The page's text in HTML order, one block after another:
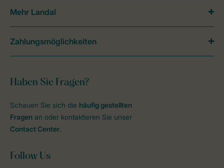
Haben Sie Fragen?
Schauen Sie sich die häufig gestellten
Fragen an oder kontaktieren Sie unser
Contact Center.
Follow Us
Mehr Landal
Zahlungsmöglichkeiten